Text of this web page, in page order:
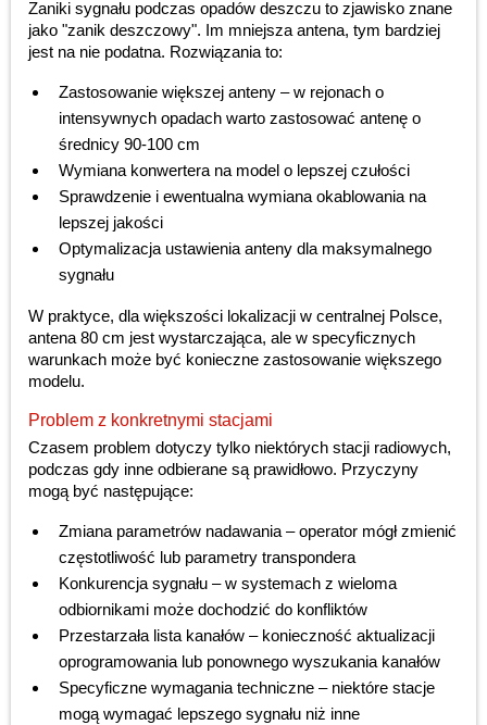
Zaniki sygnału podczas opadów deszczu to zjawisko znane
jako "zanik deszczowy". Im mniejsza antena, tym bardziej
jest na nie podatna. Rozwiązania to:
Zastosowanie większej anteny – w rejonach o
intensywnych opadach warto zastosować antenę o
średnicy 90-100 cm
Wymiana konwertera na model o lepszej czułości
Sprawdzenie i ewentualna wymiana okablowania na
lepszej jakości
Optymalizacja ustawienia anteny dla maksymalnego
sygnału
W praktyce, dla większości lokalizacji w centralnej Polsce,
antena 80 cm jest wystarczająca, ale w specyficznych
warunkach może być konieczne zastosowanie większego
modelu.
Problem z konkretnymi stacjami
Czasem problem dotyczy tylko niektórych stacji radiowych,
podczas gdy inne odbierane są prawidłowo. Przyczyny
mogą być następujące:
Zmiana parametrów nadawania – operator mógł zmienić
częstotliwość lub parametry transpondera
Konkurencja sygnału – w systemach z wieloma
odbiornikami może dochodzić do konfliktów
Przestarzała lista kanałów – konieczność aktualizacji
oprogramowania lub ponownego wyszukania kanałów
Specyficzne wymagania techniczne – niektóre stacje
mogą wymagać lepszego sygnału niż inne